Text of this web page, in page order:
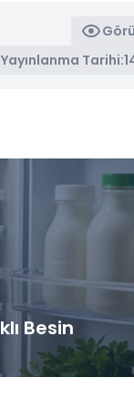
Yayınlanma Tarihi:
Besin